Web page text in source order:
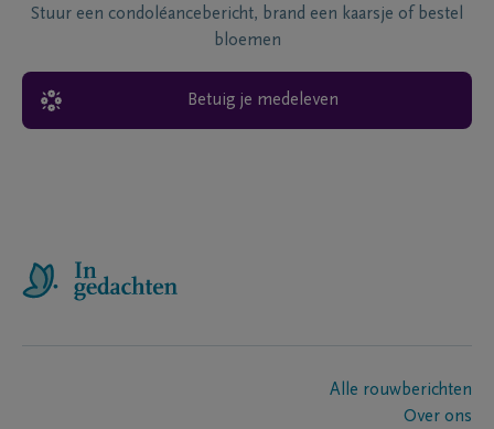
Stuur een condoléancebericht, brand een kaarsje of bestel
bloemen
Betuig je medeleven
Alle rouwberichten
Over ons